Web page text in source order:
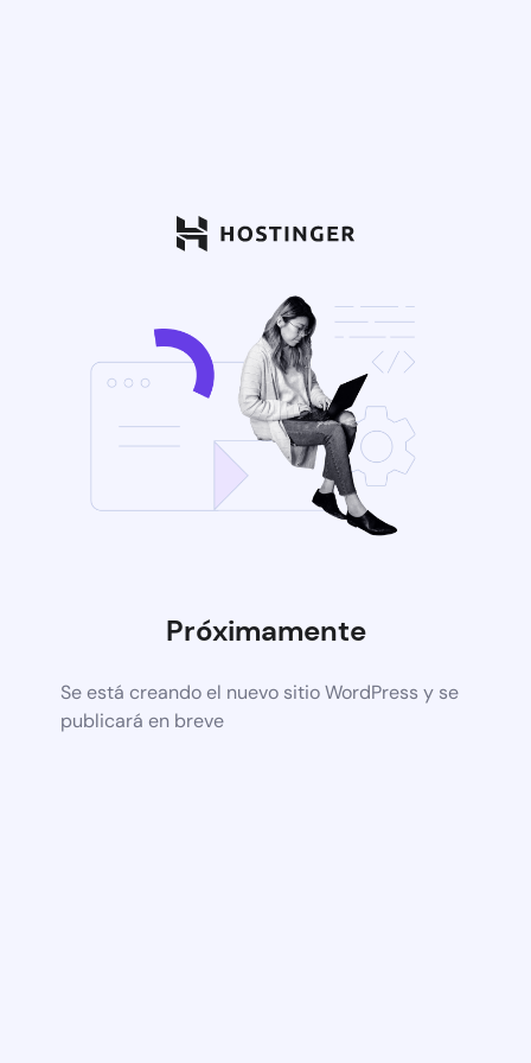
Próximamente
Se está creando el nuevo sitio WordPress y se
publicará en breve